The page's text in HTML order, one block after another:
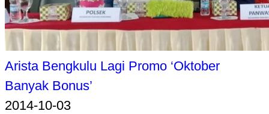
Arista Bengkulu Lagi Promo ‘Oktober
Banyak Bonus’
2014-10-03